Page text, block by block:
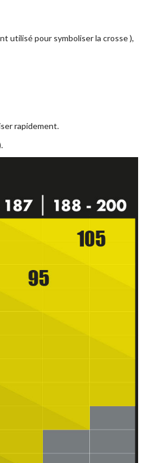
utilisé pour symboliser la crosse ),
rapidement.